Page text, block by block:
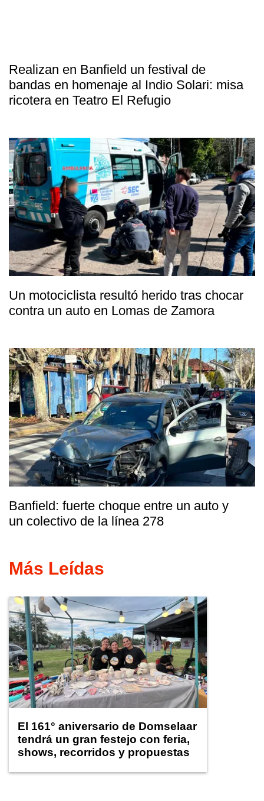
Realizan en Banfield un festival de
bandas en homenaje al Indio Solari: misa
ricotera en Teatro El Refugio
Un motociclista resultó herido tras chocar
contra un auto en Lomas de Zamora
Banfield: fuerte choque entre un auto y
un colectivo de la línea 278
Más Leídas
El 161° aniversario de Domselaar
tendrá un gran festejo con feria,
shows, recorridos y propuestas